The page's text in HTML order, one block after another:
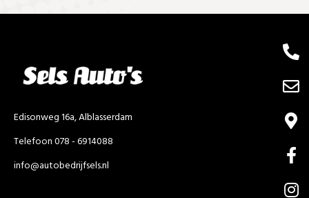
Edisonweg 16a, Alblasserdam
Telefoon 078 - 6914088
info@autobedrijfsels.nl